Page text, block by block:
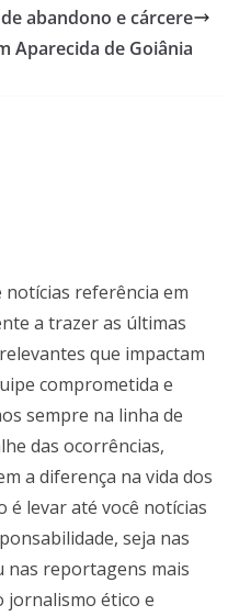
abandono e cárcere
Aparecida de Goiânia
referência em
a trazer as últimas
que impactam
comprometida e
sempre na linha de
das ocorrências,
a diferença na vida dos
é levar até você notícias
seja nas
reportagens mais
jornalismo ético e